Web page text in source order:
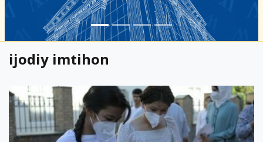
ijodiy imtihon